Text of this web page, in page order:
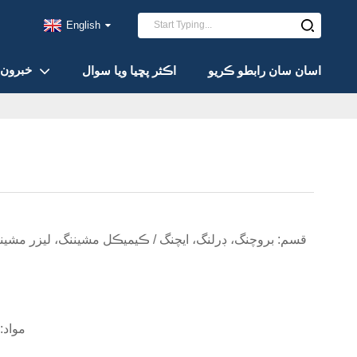
خبرون اڪثر پڇيا ويا سوال اسان سان رابطو ڪريو
English
قسم: بروچنگ، ڊرلنگ، ايچنگ / ڪيميڪل مشيننگ، ليزر